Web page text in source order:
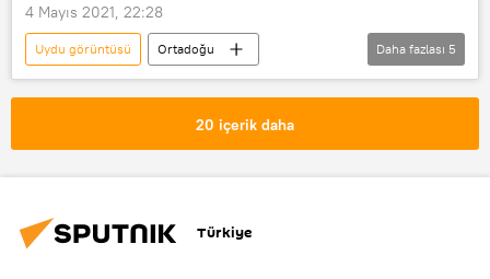
4 Mayıs 2021, 22:28
Uydu görüntüsü
Ortadoğu
DÜNYA
Haberler
Lübnan
Soruşturma
Daha fazlası 5
20 içerik daha
Türkiye